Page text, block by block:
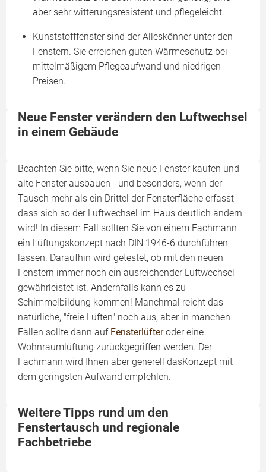
aber sehr witterungsresistent und pflegeleicht.
Kunststofffenster sind der Alleskönner unter den
Fenstern. Sie erreichen guten Wärmeschutz bei
mittelmäßigem Pflegeaufwand und niedrigen
Preisen.
Neue Fenster verändern den Luftwechsel
in einem Gebäude
Beachten Sie bitte, wenn Sie neue Fenster kaufen und
alte Fenster ausbauen - und besonders, wenn der
Tausch mehr als ein Drittel der Fensterfläche erfasst -
dass sich so der Luftwechsel im Haus deutlich ändern
wird! In diesem Fall sollten Sie von einem Fachmann
ein Lüftungskonzept nach DIN 1946-6 durchführen
lassen. Daraufhin wird getestet, ob mit den neuen
Fenstern immer noch ein ausreichender Luftwechsel
gewährleistet ist. Andernfalls kann es zu
Schimmelbildung kommen! Manchmal reicht das
natürliche, "freie Lüften" noch aus, aber in manchen
Fällen sollte dann auf Fensterlüfteroder eine
Wohnraumlüftung zurückgegriffen werden. Der
Fachmann wird Ihnen aber generell dasKonzept mit
dem geringsten Aufwand empfehlen.
Weitere Tipps rund um den
Fenstertausch und regionale
Fachbetriebe